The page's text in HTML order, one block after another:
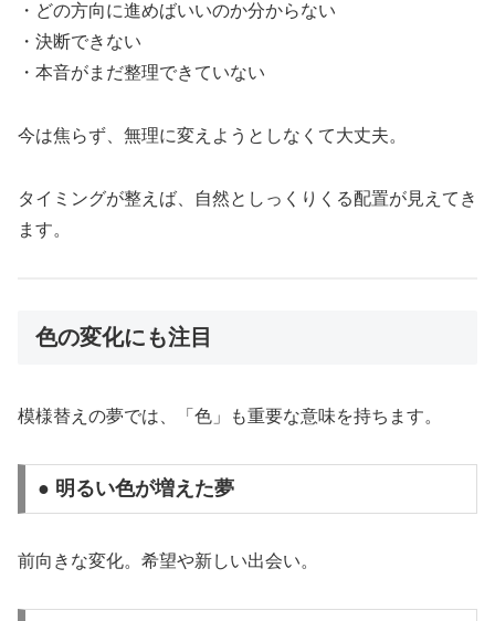
・どの方向に進めばいいのか分からない
・決断できない
・本音がまだ整理できていない
今は焦らず、無理に変えようとしなくて大丈夫。
タイミングが整えば、自然としっくりくる配置が見えてき
ます。
色の変化にも注目
模様替えの夢では、「色」も重要な意味を持ちます。
● 明るい色が増えた夢
前向きな変化。希望や新しい出会い。